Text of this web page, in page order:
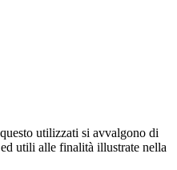
utilizzati si avvalgono di
utili alle finalità illustrate nella